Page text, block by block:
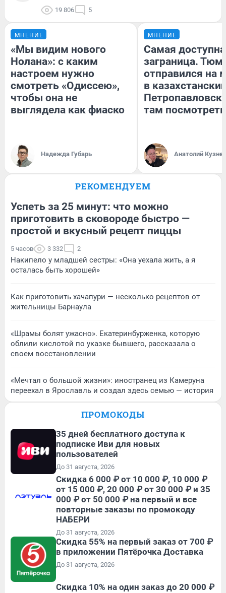
19 806 5
МНЕНИЕ
«Мы видим нового
Нолана»: с каким
настроем нужно
смотреть «Одиссею»,
чтобы она не
выглядела как фиаско
Надежда Губарь
МНЕНИЕ
Самая
заграница.
отправился на
в
там посмотреть
Анатолий
РЕКОМЕНДУЕМ
Успеть за 25 минут: что можно
приготовить в сковороде быстро —
простой и вкусный рецепт пиццы
5 часов 3 332 2
Накипело у младшей сестры: «Она уехала жить, а я
осталась быть хорошей»
Как приготовить хачапури — несколько рецептов от
жительницы Барнаула
«Шрамы болят ужасно». Екатеринбурженка, которую
облили кислотой по указке бывшего, рассказала о
своем восстановлении
«Мечтал о большой жизни»: иностранец из Камеруна
переехал в Ярославль и создал здесь семью — история
ПРОМОКОДЫ
35 дней бесплатного доступа к
подписке Иви для новых
пользователей
До 31 августа, 2026
Скидка 6 000 ₽ от 10 000 ₽, 10 000 ₽
от 15 000 ₽, 20 000 ₽ от 30 000 ₽ и 35
000 ₽ от 50 000 ₽ на первый и все
повторные заказы по промокоду
НАБЕРИ
До 31 августа, 2026
Скидка 55% на первый заказ от 700 ₽
в приложении Пятёрочка Доставка
До 31 августа, 2026
Скидка 10% на один заказ до 20 000 ₽